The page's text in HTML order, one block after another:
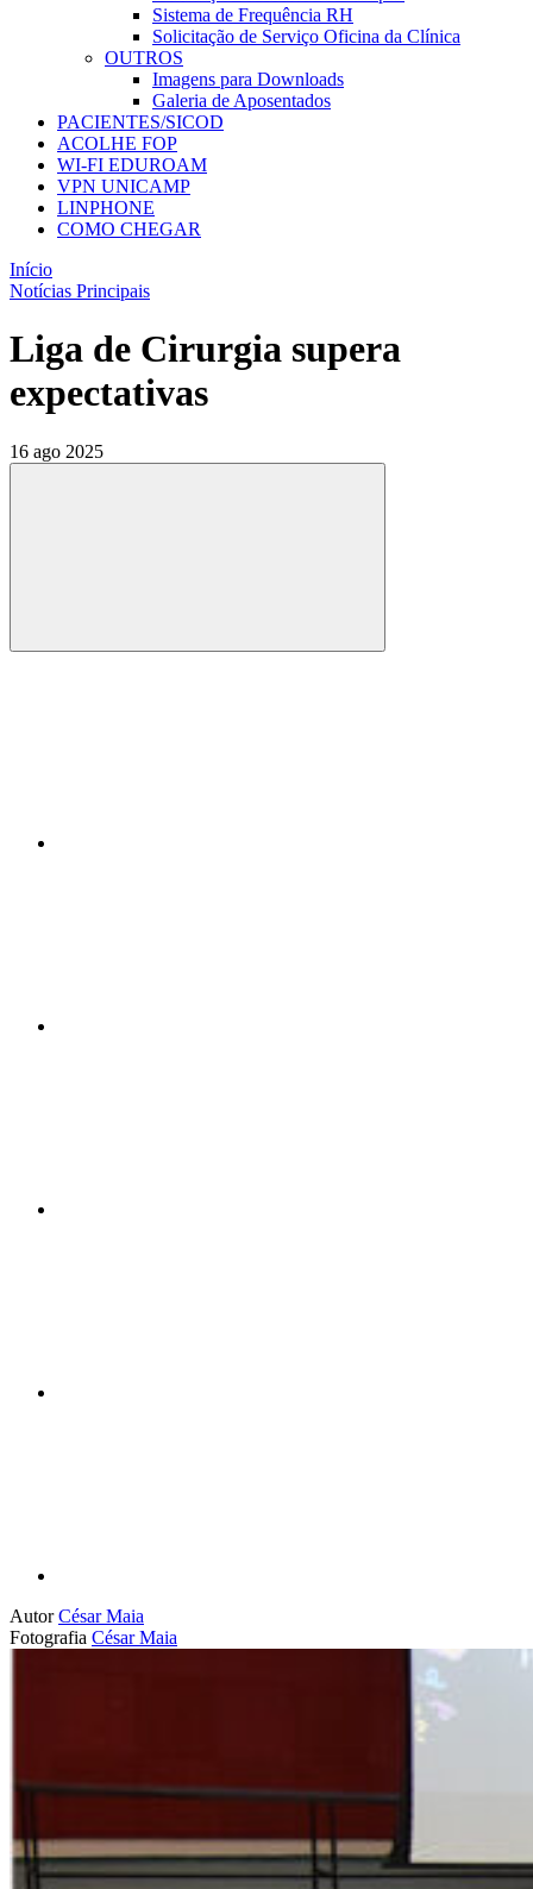
Sistema de Frequência RH
Solicitação de Serviço Oficina da Clínica
OUTROS
Imagens para Downloads
Galeria de Aposentados
PACIENTES/SICOD
ACOLHE FOP
WI-FI EDUROAM
VPN UNICAMP
LINPHONE
COMO CHEGAR
Início
Notícias Principais
Liga de Cirurgia supera
expectativas
16 ago 2025
Compartilhar
AutorCésar Maia
Fotografia César Maia